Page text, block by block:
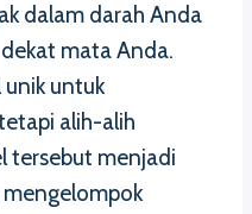
dalam darah Anda
mata Anda.
unik untuk
alih-alih
tersebut menjadi